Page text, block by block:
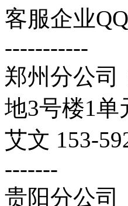
客服企业
-----------
郑州分公司
地3号楼1单
艾文 153-
-------
贵阳分公司